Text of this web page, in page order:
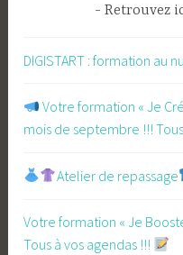
Retrouvez
DIGISTART : formation au
Votre formation « Je
mois de septembre !!!
Atelier de repassage​
Votre formation « Je
Tous à vos agendas !!!